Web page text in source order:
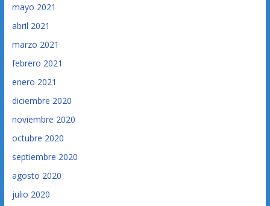
mayo 2021
abril 2021
marzo 2021
febrero 2021
enero 2021
diciembre 2020
noviembre 2020
octubre 2020
septiembre 2020
agosto 2020
julio 2020